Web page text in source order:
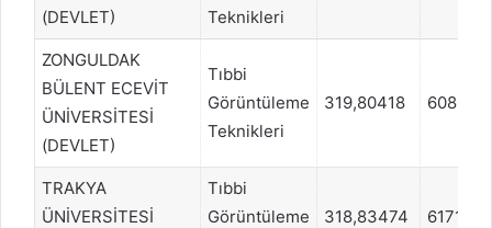
(DEVLET)
Teknikleri
ZONGULDAK
BÜLENT ECEVİT
ÜNİVERSİTESİ
(DEVLET)
Tıbbi
Görüntüleme
Teknikleri
319,80418 608083
TRAKYA
ÜNİVERSİTESİ
Tıbbi
Görüntüleme
318,83474 617118